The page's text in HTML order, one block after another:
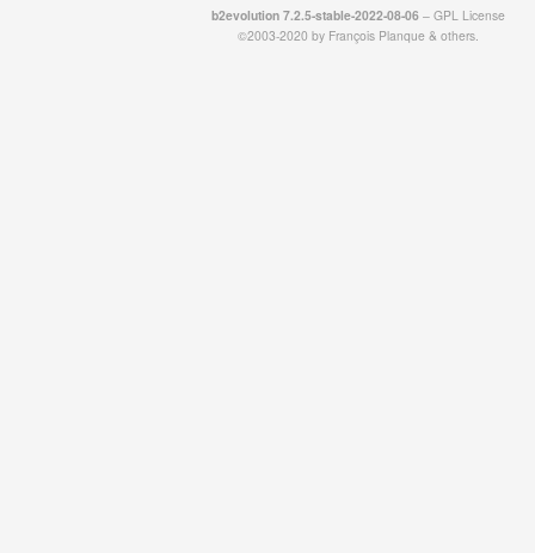
b2evolution 7.2.5-stable-2022-08-06 – GPL License
©2003-2020 by François Planque & others